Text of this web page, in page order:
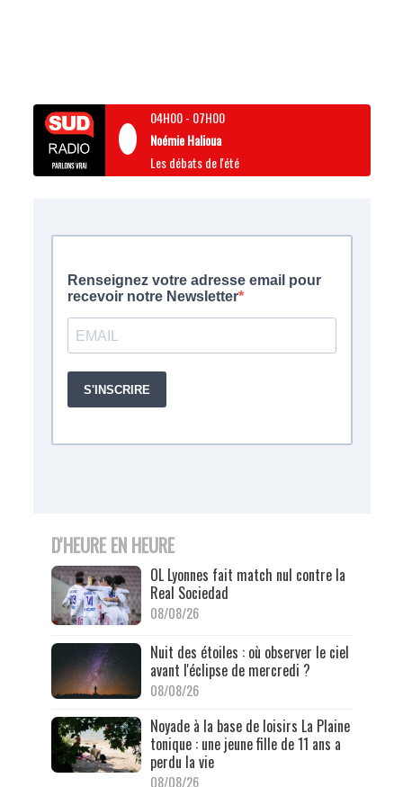
04H00- 07H00
Noémie Halioua
Les débats de l'été
D'HEURE EN HEURE
OL Lyonnes fait match nul contre la
Real Sociedad
08/08/26
Nuit des étoiles : où observer le ciel
avant l'éclipse de mercredi ?
08/08/26
Noyade à la base de loisirs La Plaine
tonique : une jeune fille de 11 ans a
perdu la vie
08/08/26